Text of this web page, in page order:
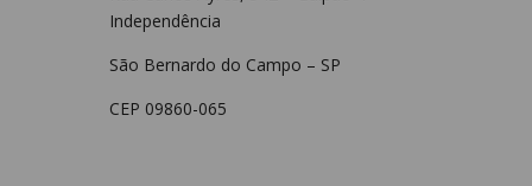
Independência
São Bernardo do Campo – SP
CEP 09860-065
sujeito as condições aqui
3. A DEUTZ BRASIL